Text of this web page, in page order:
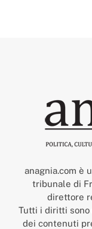
anagnia.com è
tribunale di
direttore
Tutti i diritti sono
dei contenuti